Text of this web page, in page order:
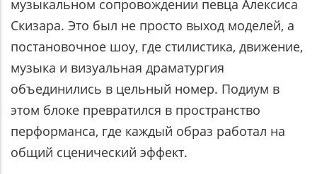
музыкальном сопровождении певца Алексиса
Скизара. Это был не просто выход моделей, а
постановочное шоу, где стилистика, движение,
музыка и визуальная драматургия
объединились в цельный номер. Подиум в
этом блоке превратился в пространство
перформанса, где каждый образ работал на
общий сценический эффект.